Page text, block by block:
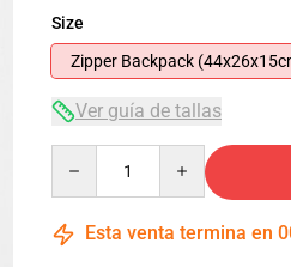
Size
Zipper Backpack
Ver guía de tallas
Esta venta termina en